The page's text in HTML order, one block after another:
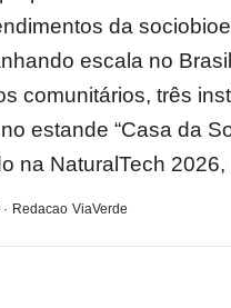
da
escala no
comunitários, três
estande “Casa da
na NaturalTech 2026,
Redacao ViaVerde